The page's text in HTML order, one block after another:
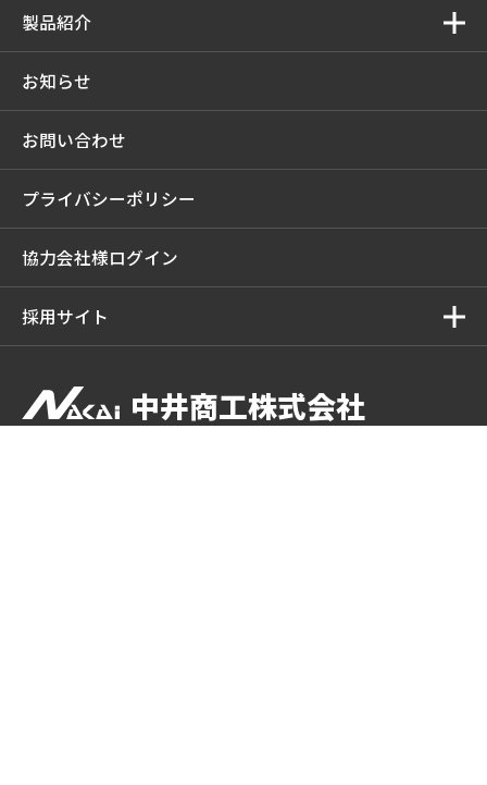
中井商工株式会社
製品紹介
お知らせ
お問い合わせ
プライバシーポリシー
協力会社様ログイン
採用サイト